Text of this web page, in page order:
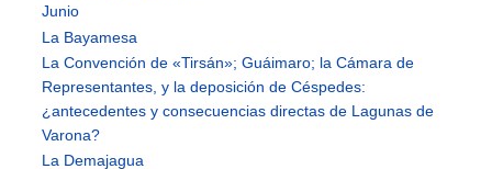
Junio
La Bayamesa
La Convención de «Tirsán»; Guáimaro; la Cámara de
Representantes, y la deposición de Céspedes:
¿antecedentes y consecuencias directas de Lagunas de
Varona?
La Demajagua